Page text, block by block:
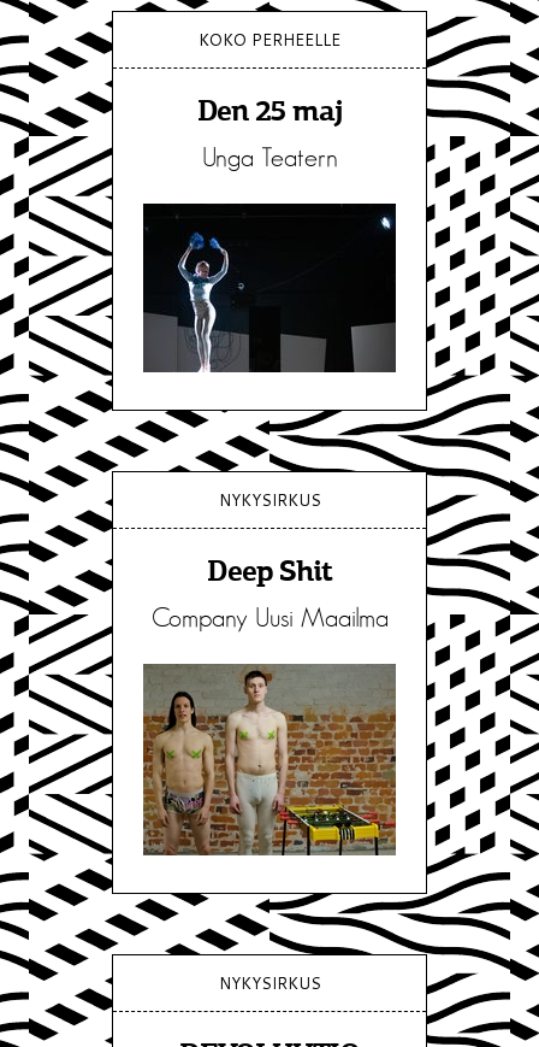
NYKYSIRKUS
Deep Shit
Company Uusi Maailma
KOKO PERHEELLE
Den 25 maj
Unga Teatern
NYKYSIRKUS